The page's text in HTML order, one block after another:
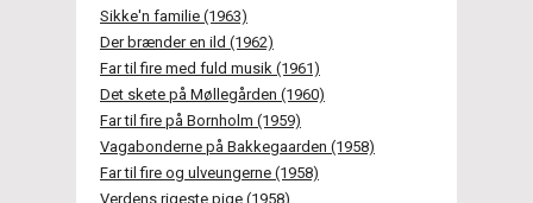
Sikke'n familie (1963)
Der brænder en ild (1962)
Far til fire med fuld musik (1961)
Det skete på Møllegården (1960)
Far til fire på Bornholm (1959)
Vagabonderne på Bakkegaarden (1958)
Far til fire og ulveungerne (1958)
Verdens rigeste pige (1958)